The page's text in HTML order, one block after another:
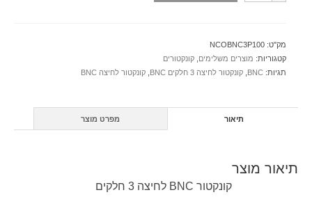
מק"ט: NCOBNC3P100
קטגוריות: מוצרים משלימים קונקטורים
תגיות: BNC קונקטור לחיצה 3 חלקים BNC קונקטור לחיצה BNC
תיאור מפרט מוצר
תיאור מוצר
קונקטור BNC לחיצה 3 חלקים